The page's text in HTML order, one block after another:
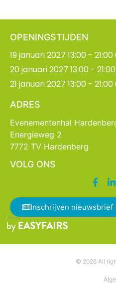
OPENINGSTIJDEN
19 januari 2027 13:00 - 21:00
20 januari 2027 13:00 -
21 januari 2027 13:00 - 21:00
ADRES
Evenementenhal
Energieweg 2
7772 TV Hardenberg
VOLG ONS
Inschrijven nieuwsbrief
© 2026 All